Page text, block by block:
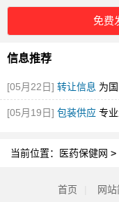
免费
信息推荐
[05月22日] 转让信息 为
证书[图]
[05月19日] 包装供应 专
当前位置：
医药保健网 >
首页 网